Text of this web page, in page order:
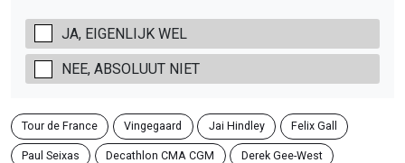
JA, EIGENLIJK WEL
NEE, ABSOLUUT NIET
Tour de France Vingegaard Jai Hindley Felix Gall
Paul Seixas Decathlon CMA CGM Derek Gee-West